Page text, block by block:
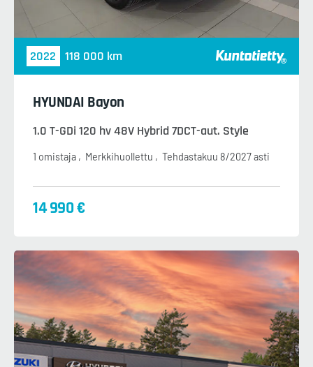
2022 118 000 km
HYUNDAI Bayon
1.0 T-GDi 120 hv 48V Hybrid 7DCT-aut. Style
1 omistaja Merkkihuollettu Tehdastakuu 8/2027 asti
14 990 €